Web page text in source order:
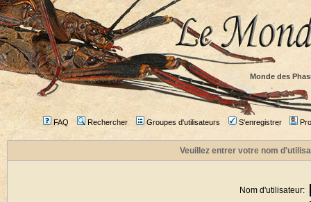
Monde des
FAQ Rechercher Groupes d'utilisateurs S'enregistrer
Veuillez entrer votre nom
Nom d'utilisateur: